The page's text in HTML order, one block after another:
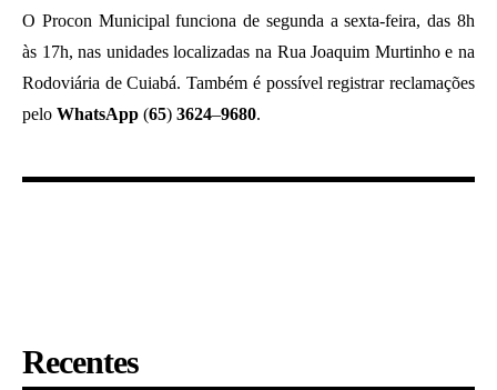
O Procon Municipal funciona de segunda a sexta-feira, das 8h
às 17h, nas unidades localizadas na Rua Joaquim Murtinho e na
Rodoviária de Cuiabá. Também é possível registrar reclamações
pelo WhatsApp (65) 3624–9680.
Recentes